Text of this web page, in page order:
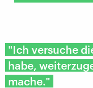
"Ich versuche
habe,
mache."